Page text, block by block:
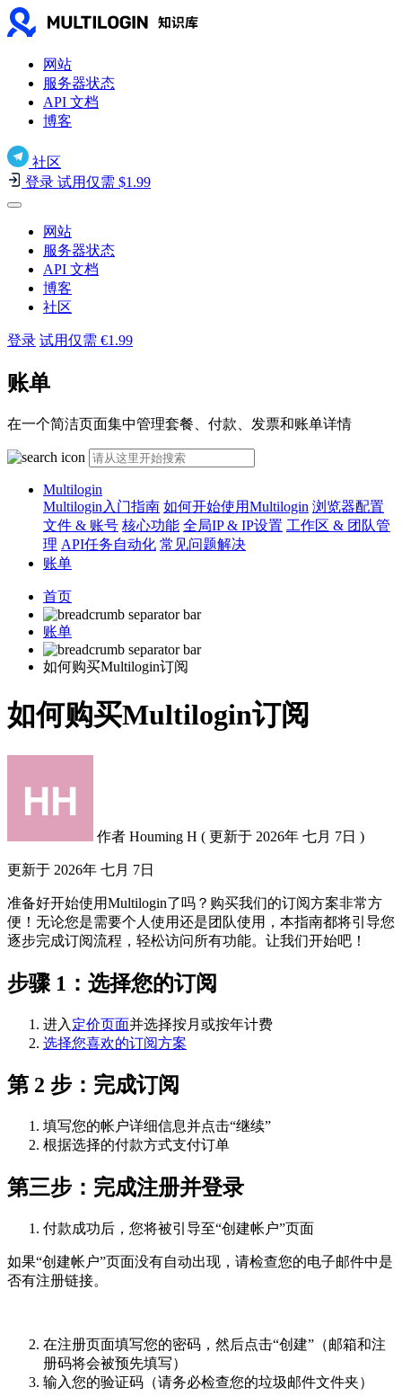
网站
服务器状态
API 文档
博客
社区
登录 试用仅需 $1.99
网站
服务器状态
API 文档
博客
社区
登录 试用仅需 €1.99
账单
在一个简洁页面集中管理套餐、付款、发票和账单详情
Multilogin
Multilogin入门指南 如何开始使用Multilogin 浏览器配置
文件 & 账号 核心功能 全局IP & IP设置 工作区 & 团队管
理 API任务自动化 常见问题解决
账单
首页
账单
如何购买Multilogin订阅
如何购买Multilogin订阅
作者 Houming H ( 更新于 2026年 七月 7日 )
更新于 2026年 七月 7日
准备好开始使用Multilogin了吗？购买我们的订阅方案非常方
便！无论您是需要个人使用还是团队使用，本指南都将引导您
逐步完成订阅流程，轻松访问所有功能。让我们开始吧！
步骤 1：选择您的订阅
进入 定价页面并选择按月或按年计费
选择您喜欢的订阅方案
第 2 步：完成订阅
填写您的帐户详细信息并点击“继续”
根据选择的付款方式支付订单
第三步：完成注册并登录
付款成功后，您将被引导至“创建帐户”页面
如果“创建帐户”页面没有自动出现，请检查您的电子邮件中是
否有注册链接。
在注册页面填写您的密码，然后点击“创建”（邮箱和注
册码将会被预先填写）
输入您的验证码（请务必检查您的垃圾邮件文件夹）